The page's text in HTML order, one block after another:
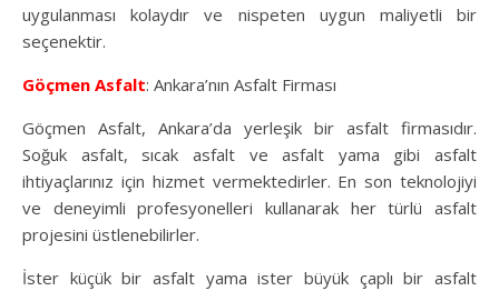
uygulanması kolaydır ve nispeten uygun maliyetli bir
seçenektir.
Göçmen Asfalt: Ankara’nın Asfalt Firması
Göçmen Asfalt, Ankara’da yerleşik bir asfalt firmasıdır.
Soğuk asfalt, sıcak asfalt ve asfalt yama gibi asfalt
ihtiyaçlarınız için hizmet vermektedirler. En son teknolojiyi
ve deneyimli profesyonelleri kullanarak her türlü asfalt
projesini üstlenebilirler.
İster küçük bir asfalt yama ister büyük çaplı bir asfalt